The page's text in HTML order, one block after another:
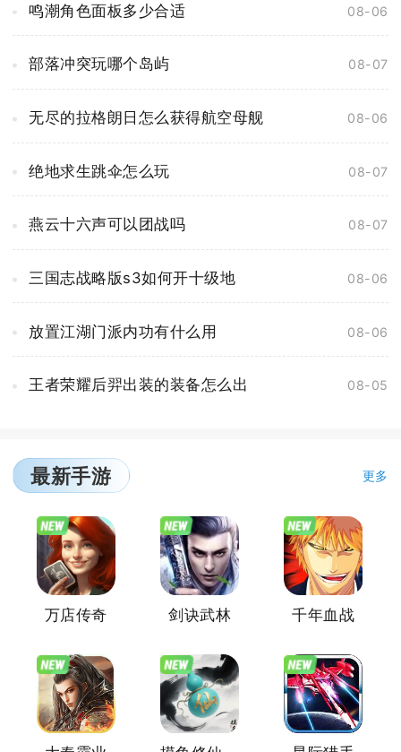
鸣潮角色面板多少合适 08-06
部落冲突玩哪个岛屿 08-07
无尽的拉格朗日怎么获得航空母舰 08-06
绝地求生跳伞怎么玩 08-07
燕云十六声可以团战吗 08-07
三国志战略版s3如何开十级地 08-06
放置江湖门派内功有什么用 08-06
王者荣耀后羿出装的装备怎么出 08-05
最新手游 更多
万店传奇 剑诀武林 千年血战